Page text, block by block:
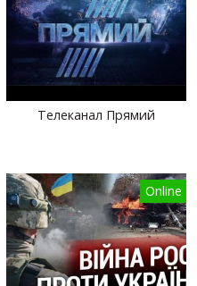
Телеканал Прямий
Online